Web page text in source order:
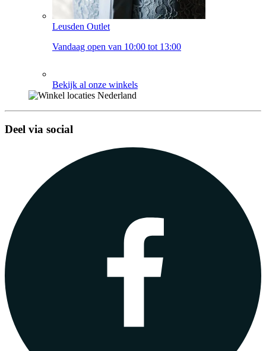
Leusden Outlet
Vandaag open van 10:00 tot 13:00
Bekijk al onze winkels
Deel via social